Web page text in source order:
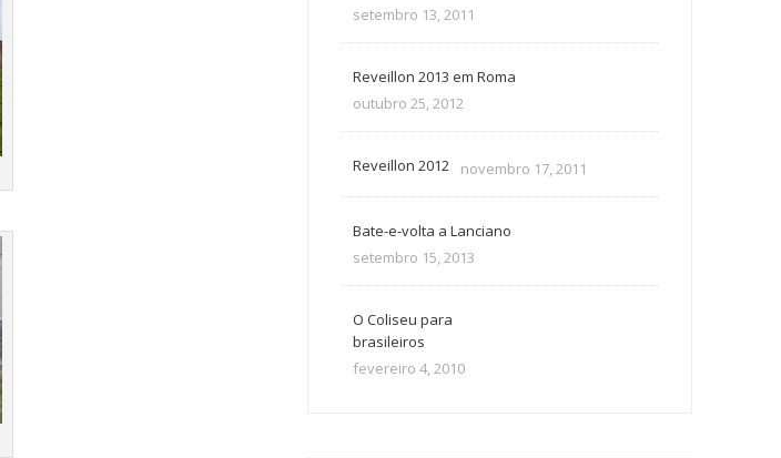
setembro 13, 2011
Reveillon 2013 em Roma
outubro 25, 2012
Reveillon 2012 novembro 17, 2011
Bate-e-volta a Lanciano
setembro 15, 2013
O Coliseu para
brasileiros
fevereiro 4, 2010